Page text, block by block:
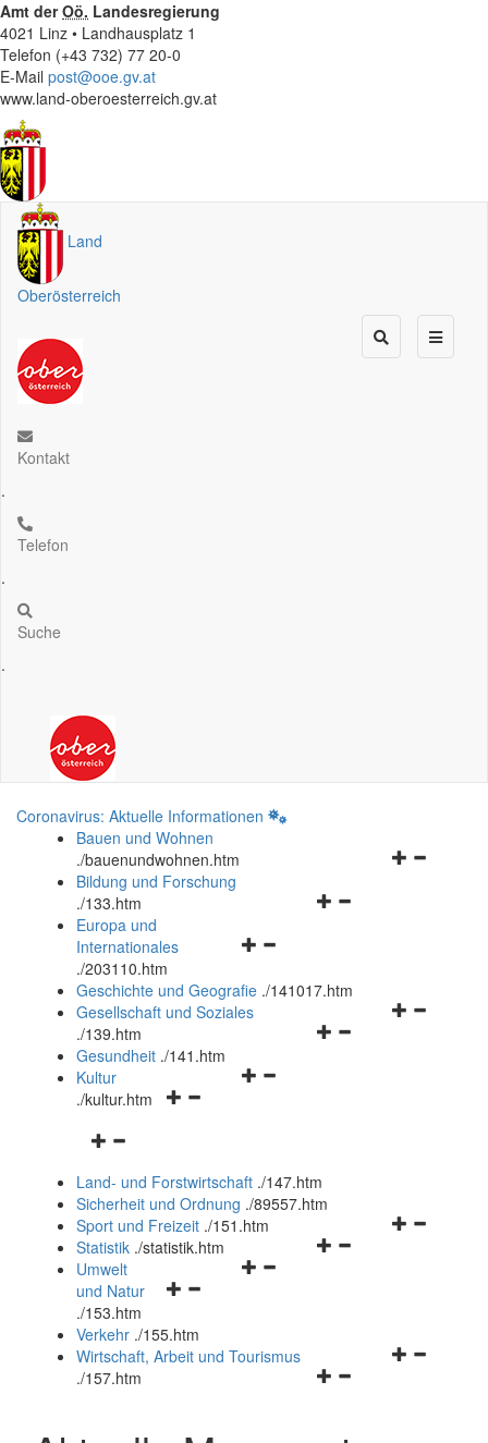
Amt derOö. Landesregierung
4021 Linz • Landhausplatz 1
Telefon (+43 732) 77 20-0
E-Mail post@ooe.gv.at
www.land-oberoesterreich.gv.at
Land
Oberösterreich
Kontakt
.
Telefon
.
Suche
.
Coronavirus: Aktuelle Informationen
Bauen und Wohnen
./bauenundwohnen.htm
Navigationsmenü
Bildung und Forschung
./133.htm
Navigationsmenü
und
schließen
Europa und
Internationales
./203110.htm
Geschichte und Geografie ./141017.htm
Navigationsmenü
Gesellschaft und Soziales
./139.htm
Navigationsmenü
Gesundheit ./141.htm
Navigationsmenü
Kultur
./kultur.htm
Navigationsmenü
und
schließen
Land- und Forstwirtschaft ./147.htm
Sicherheit und Ordnung ./89557.htm
Navigationsmenü
Sport und Freizeit ./151.htm
Navigationsmenü
Statistik ./statistik.htm
Navigationsmenü
und
schließen
Umwelt
und Natur
./153.htm
Verkehr ./155.htm
Navigationsmenü
Wirtschaft, Arbeit und Tourismus
./157.htm